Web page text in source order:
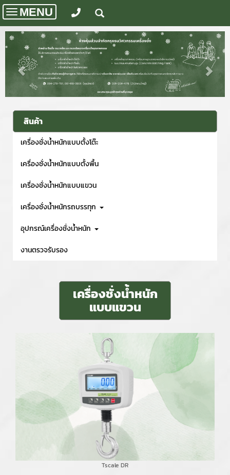
Toggle
navigation
MENU
สินค้า
เครื่องชั่งน้ำหนักแบบตั้งโต๊ะ
เครื่องชั่งน้ำหนักแบบตั้งพื้น
เครื่องชั่งน้ำหนักแบบแขวน
เครื่องชั่งน้ำหนักรถบรรทุก
อุปกรณ์เครื่องชั่งน้ำหนัก
งานตรวจรับรอง
เครื่องชั่งน้ำหนัก
แบบแขวน
Tscale DR